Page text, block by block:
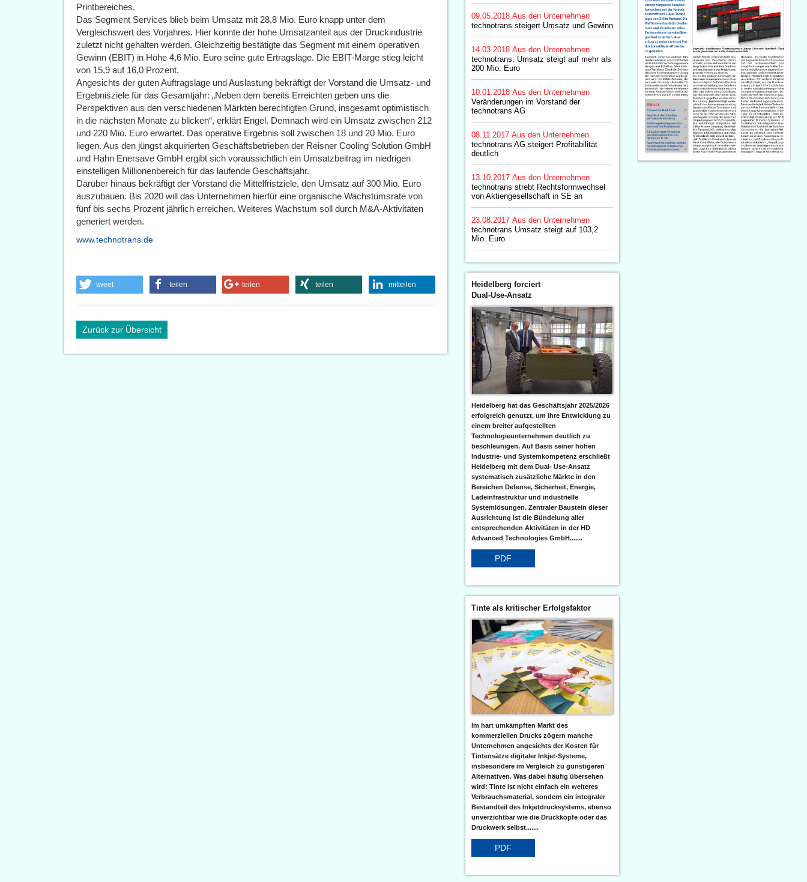
Printbereiches.
Das Segment Services blieb beim Umsatz mit 28,8 Mio. Euro knapp unter dem
Vergleichswert des Vorjahres. Hier konnte der hohe Umsatzanteil aus der Druckindustrie
zuletzt nicht gehalten werden. Gleichzeitig bestätigte das Segment mit einem operativen
Gewinn (EBIT) in Höhe 4,6 Mio. Euro seine gute Ertragslage. Die EBIT-Marge stieg leicht
von 15,9 auf 16,0 Prozent.
Angesichts der guten Auftragslage und Auslastung bekräftigt der Vorstand die Umsatz- und
Ergebnisziele für das Gesamtjahr: „Neben dem bereits Erreichten geben uns die
Perspektiven aus den verschiedenen Märkten berechtigten Grund, insgesamt optimistisch
in die nächsten Monate zu blicken“, erklärt Engel. Demnach wird ein Umsatz zwischen 212
und 220 Mio. Euro erwartet. Das operative Ergebnis soll zwischen 18 und 20 Mio. Euro
liegen. Aus den jüngst akquirierten Geschäftsbetrieben der Reisner Cooling Solution GmbH
und Hahn Enersave GmbH ergibt sich voraussichtlich ein Umsatzbeitrag im niedrigen
einstelligen Millionenbereich für das laufende Geschäftsjahr.
Darüber hinaus bekräftigt der Vorstand die Mittelfristziele, den Umsatz auf 300 Mio. Euro
auszubauen. Bis 2020 will das Unternehmen hierfür eine organische Wachstumsrate von
fünf bis sechs Prozent jährlich erreichen. Weiteres Wachstum soll durch M&A-Aktivitäten
generiert werden.
www.technotrans.de
tweet teilen teilen teilen mitteilen
Zurück zur Übersicht
09.05.2018 Aus den Unternehmen
technotrans steigert Umsatz und Gewinn
14.03.2018 Aus den Unternehmen
technotrans: Umsatz steigt auf mehr als
200 Mio. Euro
10.01.2018 Aus den Unternehmen
Veränderungen im Vorstand der
technotrans AG
08.11.2017 Aus den Unternehmen
technotrans AG steigert Profitabilität
deutlich
13.10.2017 Aus den Unternehmen
technotrans strebt Rechtsformwechsel
von Aktiengesellschaft in SE an
23.08.2017 Aus den Unternehmen
technotrans Umsatz steigt auf 103,2
Mio. Euro
Heidelberg forciert
Dual-Use-Ansatz
Heidelberg hat das Geschäftsjahr 2025/2026
erfolgreich genutzt, um ihre Entwicklung zu
einem breiter aufgestellten
Technologieunternehmen deutlich zu
beschleunigen. Auf Basis seiner hohen
Industrie- und Systemkompetenz erschließt
Heidelberg mit dem Dual- Use-Ansatz
systematisch zusätzliche Märkte in den
Bereichen Defense, Sicherheit, Energie,
Ladeinfrastruktur und industrielle
Systemlösungen. Zentraler Baustein dieser
Ausrichtung ist die Bündelung aller
entsprechenden Aktivitäten in der HD
Advanced Technologies GmbH.......
PDF
Tinte als kritischer Erfolgsfaktor
Im hart umkämpften Markt des
kommerziellen Drucks zögern manche
Unternehmen angesichts der Kosten für
Tintensätze digitaler Inkjet-Systeme,
insbesondere im Vergleich zu günstigeren
Alternativen. Was dabei häufig übersehen
wird: Tinte ist nicht einfach ein weiteres
Verbrauchsmaterial, sondern ein integraler
Bestandteil des Inkjetdrucksystems, ebenso
unverzichtbar wie die Druckköpfe oder das
Druckwerk selbst.......
PDF